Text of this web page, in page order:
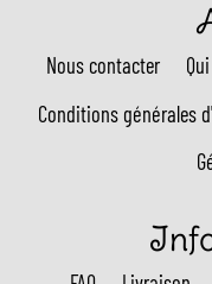
Nous contacter
Conditions générales